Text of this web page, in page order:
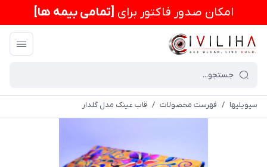
امكان صدور فاکتور برای [تمامی بیمه ها]
سیویلیها / فهرست محصولات / قاب عینک مدل گلدار